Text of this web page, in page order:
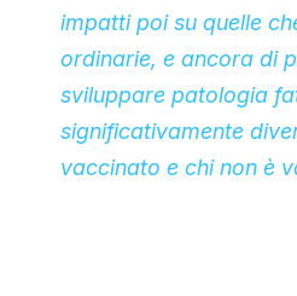
impatti poi su quelle
ordinarie, e ancora di
sviluppare patologia
significativamente
vaccinato e chi non è